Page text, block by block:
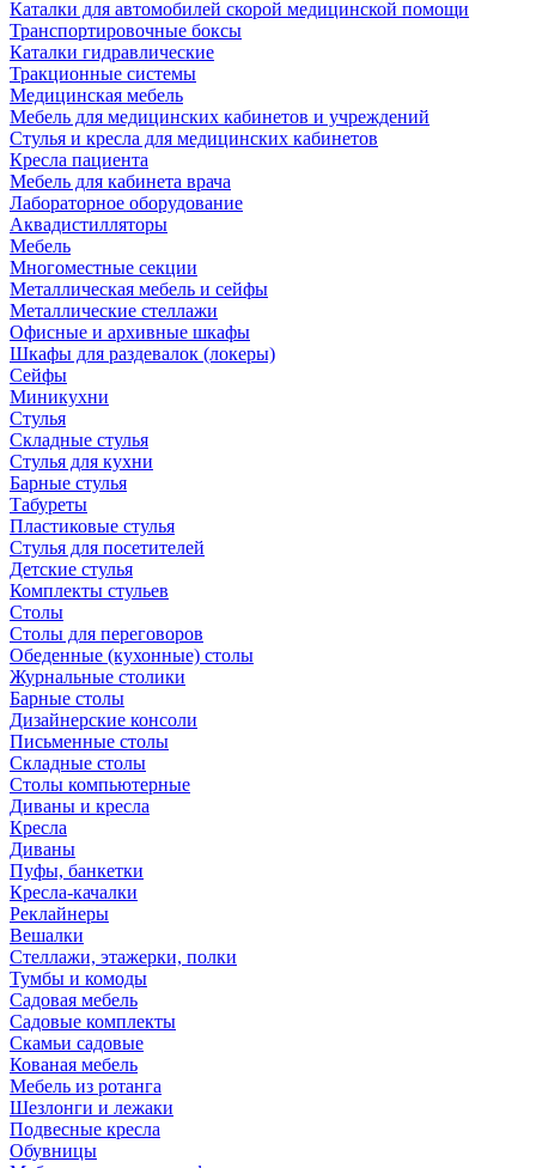
Каталки для автомобилей скорой медицинской помощи
Транспортировочные боксы
Каталки гидравлические
Тракционные системы
Медицинская мебель
Мебель для медицинских кабинетов и учреждений
Стулья и кресла для медицинских кабинетов
Кресла пациента
Мебель для кабинета врача
Лабораторное оборудование
Аквадистилляторы
Мебель
Многоместные секции
Металлическая мебель и сейфы
Металлические стеллажи
Офисные и архивные шкафы
Шкафы для раздевалок (локеры)
Сейфы
Миникухни
Стулья
Складные стулья
Стулья для кухни
Барные стулья
Табуреты
Пластиковые стулья
Стулья для посетителей
Детские стулья
Комплекты стульев
Столы
Столы для переговоров
Обеденные (кухонные) столы
Журнальные столики
Барные столы
Дизайнерские консоли
Письменные столы
Складные столы
Столы компьютерные
Диваны и кресла
Кресла
Диваны
Пуфы, банкетки
Кресла-качалки
Реклайнеры
Вешалки
Стеллажи, этажерки, полки
Тумбы и комоды
Садовая мебель
Садовые комплекты
Скамьи садовые
Кованая мебель
Мебель из ротанга
Шезлонги и лежаки
Подвесные кресла
Обувницы